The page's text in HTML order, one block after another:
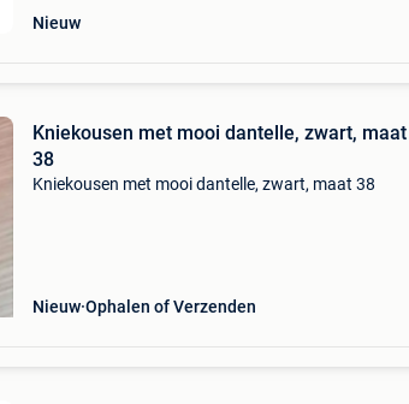
Nieuw
Kniekousen met mooi dantelle, zwart, maat
38
Kniekousen met mooi dantelle, zwart, maat 38
Nieuw Ophalen of Verzenden